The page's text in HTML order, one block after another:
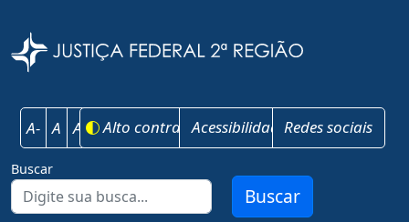
A- A A+ Alto contrasteAcessibilidadeRedes sociais
Buscar
Buscar